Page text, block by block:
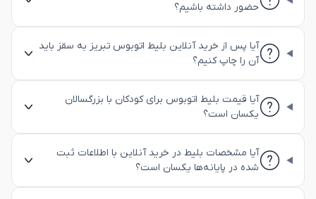
حضور داشته باشیم؟
آیا پس از خرید آنلاین بلیط اتوبوس تبریز به سقز باید
آن را چاپ کنیم؟
آیا قیمت بلیط اتوبوس برای کودکان با بزرگسالان
یکسان است؟
آیا مشخصات بلیط در خرید آنلاین با اطلاعات ثبت
شده در پایانه‌ها یکسان است؟